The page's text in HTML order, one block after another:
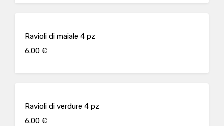
Ravioli di maiale 4 pz
6.00 €
Ravioli di verdure 4 pz
6.00 €